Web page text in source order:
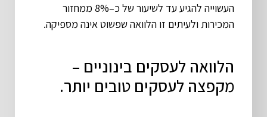
העשוייה להגיע עד לשיעור של כ–8% ממחזור
המכירות ולעיתים זו הלוואה שפשוט אינה מספיקה.
הלוואה לעסקים בינוניים –
מקפצה לעסקים טובים יותר.